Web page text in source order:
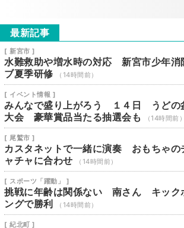
最新記事
[ 新宮市 ]
水難救助や増水時の対応 新宮市少年消
ブ夏季研修
（14時間前）
[ イベント情報 ]
みんなで盛り上がろう １４日 うどの
大会 豪華賞品当たる抽選会も
（14時間前）
[ 尾鷲市 ]
カスタネットで一緒に演奏 おもちゃの
ャチャに合わせ
（14時間前）
[ スポーツ「躍動」 ]
挑戦に年齢は関係ない 南さん キック
ングで勝利
（14時間前）
[ 紀北町 ]